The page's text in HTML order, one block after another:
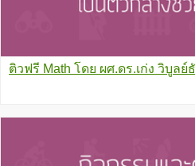
ติวฟรี Math โดย ผศ.ดร.เก่ง วิบูล